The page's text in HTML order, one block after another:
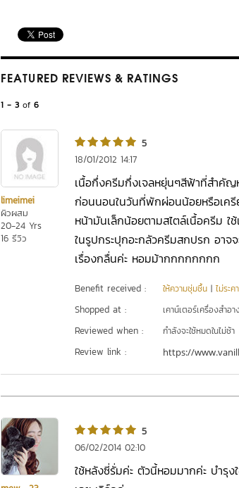
FEATURED REVIEWS & RATINGS
1 - 3 of 6
limeimei
ผิวผสม
20-24 Yrs
16 รีวิว
5
18/01/2012 14:17
เนื้อกึ่งครีมกึ่งเจลหยุ่นๆสีฟ้าที่สำคัญ
ก่อนนอนในวันที่พักผ่อนน้อยหรือเครี
หน้ามันเล็กน้อยตามสไตล์เนื้อครีม ใ
ในรูปกระปุกอะกลัวครีมสกปรก อา
เรื่องกลื่นค่ะ หอมม้ากกกกกกกก
Benefit received : ให้ความชุ่มชื้น | ไม่ระค
Shopped at : เคาน์เตอร์เครื่องสำอ
Reviewed when : กำลังจะใช้หมดในไม่ช้า
Review link : https://
5
06/02/2014 02:10
ใช้หลังซี่รั่มค่ะ ตัวนี้หอมมากค่ะ บำรุ